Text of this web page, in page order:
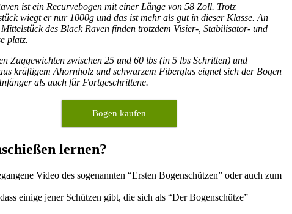
ist ein Recurvebogen mit einer Länge von 58 Zoll. Trotz
wiegt er nur 1000g und das ist mehr als gut in dieser Klasse. An
des Black Raven finden trotzdem Visier-, Stabilisator- und
platz.
Zuggewichten zwischen 25 und 60 lbs (in 5 lbs Schritten) und
kräftigem Ahornholz und schwarzem Fiberglas eignet sich der Bogen
als auch für Fortgeschrittene.
Bogen kaufen
lernen?
Video des sogenannten “Ersten Bogenschützen” oder auch zum
einige jener Schützen gibt, die sich als “Der Bogenschütze”